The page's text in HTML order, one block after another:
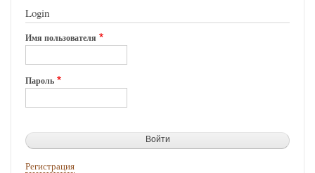
Login
Имя пользователя
Пароль
Регистрация